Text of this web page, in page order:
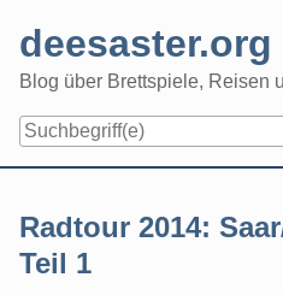
content
deesaster.org
Blog über Brettspiele, Reisen
Radtour 2014:
Teil 1